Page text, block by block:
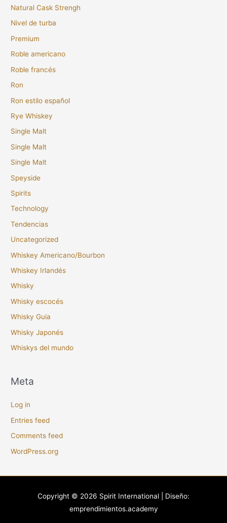
Natural Cask Strengh
Nivel de turba
Premium
Roble americano
Roble francés
Ron
Ron estilo español
Rye Whiskey
Single Malt
Single Malt
Single Malt
Speyside
Spirits
Technology
Tendencias
Uncategorized
Whiskey Americano/Bourbon
Whiskey Irlandés
Whisky
Whisky escocés
Whisky Guia
Whisky Japonés
Whiskys del mundo
Meta
Log in
Entries feed
Comments feed
WordPress.org
Copyright © 2026 Spirit International | Diseño:
emprendimientos.academy